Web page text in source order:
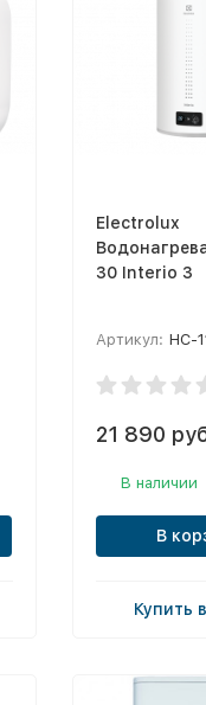
Electrolux
30 Interio 3
Артикул: НС-
21 890
В наличии
В
Купить